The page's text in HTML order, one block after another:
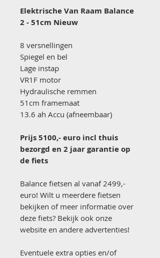
Elektrische Van Raam Balance
2 - 51cm Nieuw
8 versnellingen
Spiegel en bel
Lage instap
VR1F motor
Hydraulische remmen
51cm framemaat
13.6 ah Accu (afneembaar)
Prijs 5100,- euro incl thuis
bezorgd en 2 jaar garantie op
de fiets
Balance fietsen al vanaf 2499,-
euro! Wilt u meerdere fietsen
bekijken of meer informatie over
deze fiets? Bekijk ook onze
website en andere advertenties!
Eventuele extra opties en/of